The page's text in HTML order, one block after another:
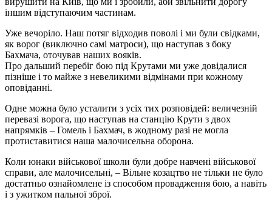
іншим відступаючим частинам.
Уже вечоріло. Наш потяг відходив поволі і ми були свідками,
як ворог (виключно самі матроси), що наступав з боку
Бахмача, оточував наших вояків.
Про дальший перебіг бою під Крутами ми уже довідалися
пізніше і то майже з невеликими відмінами при кожному
оповіданні.
Одне можна було усталити з усіх тих розповідей: величезній
перевазі ворога, що наступав на станцію Крути з двох
напрямків – Гомель і Бахмач, в жодному разі не могла
протиставитися наша малочисельна оборона.
Коли юнаки військової школи були добре навчені військової
справи, але малочисельні, – Вільне козацтво не тільки не було
достатньо ознайомлене із способом провадження бою, а навіть
і з ужитком пальної зброї.